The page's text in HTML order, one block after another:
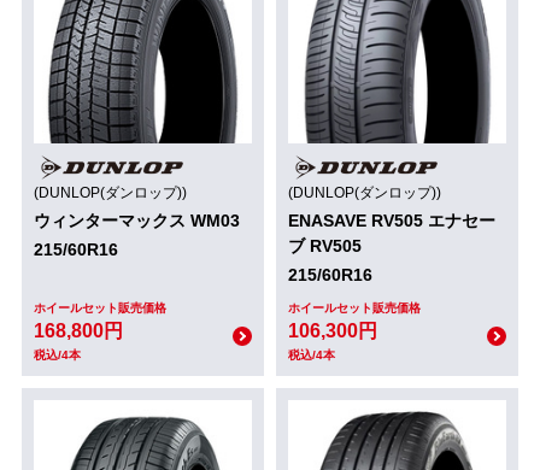
(DUNLOP(ダンロップ))
ウィンターマックス WM03
215/60R16
ホイールセット販売価格
168,800円
税込/4本
(DUNLOP(ダンロップ))
ENASAVE RV505 エナセー
ブ RV505
215/60R16
ホイールセット販売価格
106,300円
税込/4本